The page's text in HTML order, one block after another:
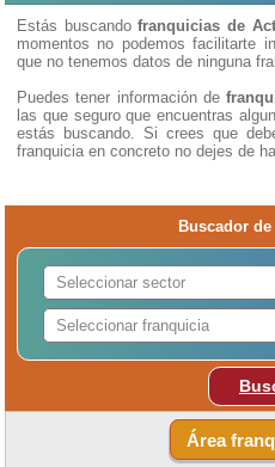
Estás buscandofranquicias de
momentos no podemos facilitarte
que no tenemos datos de ninguna
Puedes tener información de
las que seguro que encuentras
estás buscando. Si crees que
franquicia en concreto no dejes de
Buscador
Área